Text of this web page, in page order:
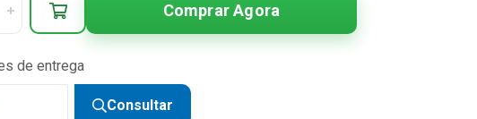
Comprar Agora
de entrega
Consultar